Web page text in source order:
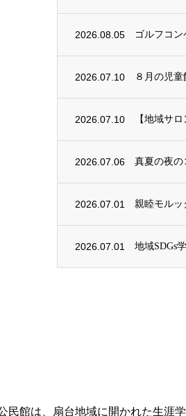
2026.08.05 ゴルフコン
2026.07.10 ８月の児童
2026.07.10 【地域サ
2026.07.06 真夏の夜の
2026.07.01 親睦モルッ
2026.07.01 地域SDGs
民館は、扇台地域に開かれた生涯